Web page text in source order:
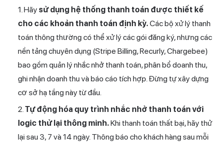
Hãy sử dụng hệ thống thanh toán được thiết kế
cho các khoản thanh toán định kỳ.Các bộ xử lý thanh
toán thông thường có thể xử lý các gói đăng ký, nhưng các
nền tảng chuyên dụng (Stripe Billing, Recurly, Chargebee)
bao gồm quản lý nhắc nhở thanh toán, phân bổ doanh thu,
ghi nhận doanh thu và báo cáo tích hợp. Đừng tự xây dựng
cơ sở hạ tầng này từ đầu.
Tự động hóa quy trình nhắc nhở thanh toán với
logic thử lại thông minh.Khi thanh toán thất bại, hãy thử
lại sau 3, 7 và 14 ngày. Thông báo cho khách hàng sau mỗi